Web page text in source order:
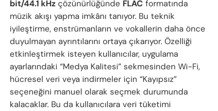
bit/44.1 kHz çözünürlüğünde FLAC formatında
müzik akışı yapma imkânı tanıyor. Bu teknik
iyileştirme, enstrümanların ve vokallerin daha önce
duyulmayan ayrıntılarını ortaya çıkarıyor. Özelliği
etkinleştirmek isteyen kullanıcılar, uygulama
ayarlarındaki “Medya Kalitesi” sekmesinden Wi-Fi,
hücresel veri veya indirmeler için “Kayıpsız”
seçeneğini manuel olarak seçmek durumunda
kalacaklar. Bu da kullanıcılara veri tüketimi